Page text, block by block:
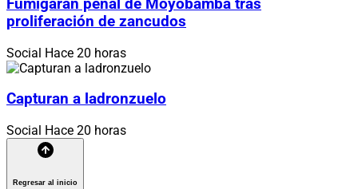
Fumigarán penal de Moyobamba tras
proliferación de zancudos
Social Hace 20 horas
Capturan a ladronzuelo
Social Hace 20 horas
Regresar al inicio